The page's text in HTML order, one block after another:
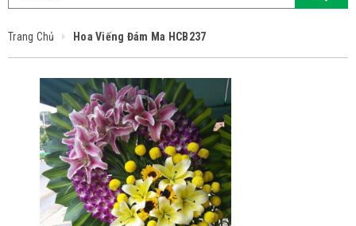
Trang Chủ Hoa Viếng Đám Ma HCB237